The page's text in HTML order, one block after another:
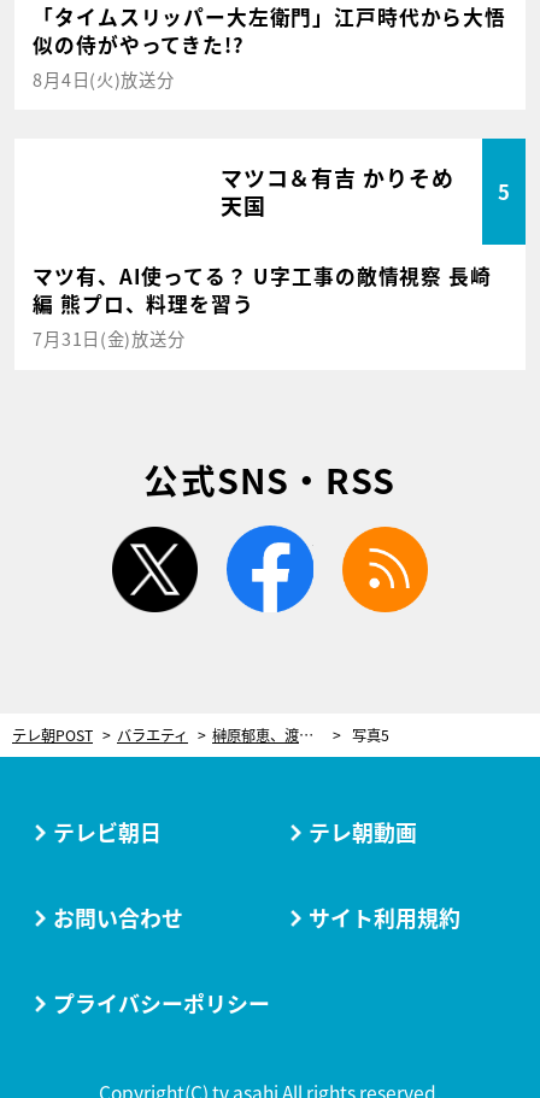
「タイムスリッパー大左衛門」江戸時代から大悟
似の侍がやってきた!?
8月4日(火)放送分
マツコ＆有吉 かりそめ
天国
5
マツ有、AI使ってる？ U字工事の敵情視察 長崎
編 熊プロ、料理を習う
7月31日(金)放送分
公式SNS・RSS
twitter facebook
テレ朝POST バラエティ 榊原郁恵、渡辺徹さんとの知られざる夫婦の物語。大爆笑の“初デート秘話” 写真5
テレビ朝日 テレ朝動画
お問い合わせ サイト利用規約
プライバシーポリシー
Copyright(C) tv asahi All rights reserved.